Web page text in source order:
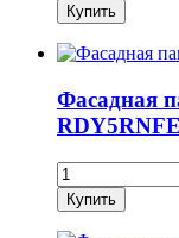
Фасадная
RDY5RNFE